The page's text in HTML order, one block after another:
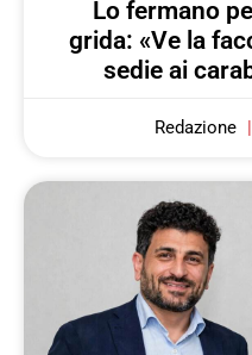
Lo fermano
grida: «Ve la
sedie ai
Redazione